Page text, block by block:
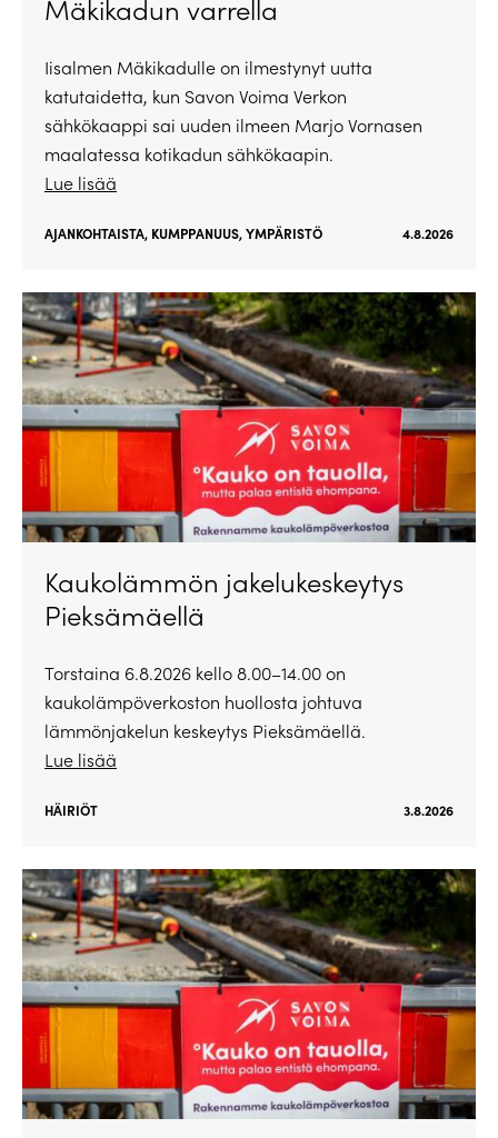
Mäkikadun varrella
Iisalmen Mäkikadulle on ilmestynyt uutta
katutaidetta, kun Savon Voima Verkon
sähkökaappi sai uuden ilmeen Marjo Vornasen
maalatessa kotikadun sähkökaapin.
Lue lisää
AJANKOHTAISTA, KUMPPANUUS,YMPÄRISTÖ 4.8.2026
Kaukolämmön jakelukeskeytys
Pieksämäellä
Torstaina 6.8.2026 kello 8.00–14.00 on
kaukolämpöverkoston huollosta johtuva
lämmönjakelun keskeytys Pieksämäellä.
Lue lisää
HÄIRIÖT 3.8.2026